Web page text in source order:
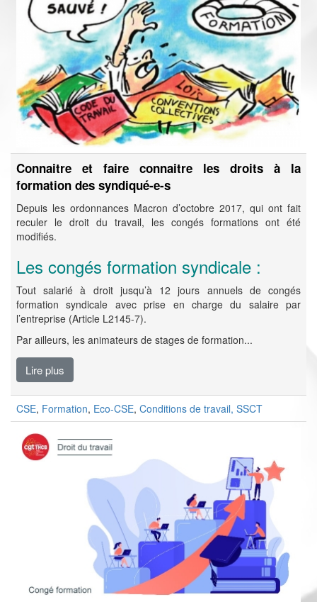
Connaitre et faire connaitre les droits à la
formation des syndiqué-e-s
Depuis les ordonnances Macron d’octobre 2017, qui ont fait
reculer le droit du travail, les congés formations ont été
modifiés.
Les congés formation syndicale :
Tout salarié à droit jusqu’à 12 jours annuels de congés
formation syndicale avec prise en charge du salaire par
l’entreprise (Article L2145-7).
Par ailleurs, les animateurs de stages de formation...
Lire plus
CSE, Formation, Eco-CSE, Conditions de travail, SSCT